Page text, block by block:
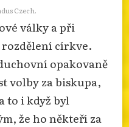
Czech.
války a při
církve.
opakovaně
volby za biskupa,
to i když byl
že ho někteří za